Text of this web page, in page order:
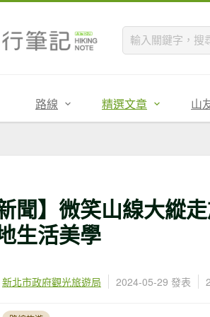
路線 精選文章 山
新聞】微笑山線大縱
生活美學
新北市政府觀光旅遊局 2024-05-29 發表